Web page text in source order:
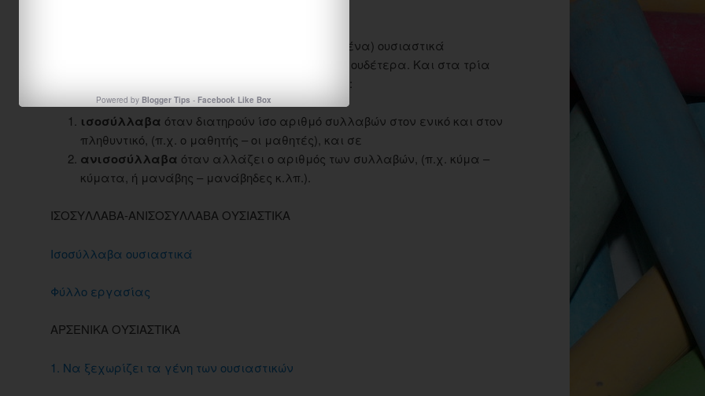
Τα κύρια και τα κοινά (συγκεκριμένα και αφηρημένα) ουσιαστικά
: αρσενικά, θηλυκά, και ουδέτερα. Και στα τρία
γένη τα ουσιαστικά χαρακτηρίζονται επιπλέον σε:
ισοσύλλαβα όταν διατηρούν ίσο αριθμό συλλαβών στον ενικό και στον
πληθυντικό, (π.χ. ο μαθητής – οι μαθητές), και σε
ανισοσύλλαβα όταν αλλάζει ο αριθμός των συλλαβών, (π.χ. κύμα –
κύματα, ή μανάβης – μανάβηδες κ.λπ.).
ΙΣΟΣΥΛΛΑΒΑ-ΑΝΙΣΟΣΥΛΛΑΒΑ ΟΥΣΙΑΣΤΙΚΑ
Ισοσύλλαβα ουσιαστικά
Φύλλο εργασίας
ΑΡΣΕΝΙΚΑ ΟΥΣΙΑΣΤΙΚΑ
1. Να ξεχωρίζει τα γένη των ουσιαστικών
Powered byBlogger Tips -Facebook Like Box